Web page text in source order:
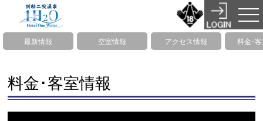
最新情報 空室情報 アクセス情報 料金･
料金･客室情報